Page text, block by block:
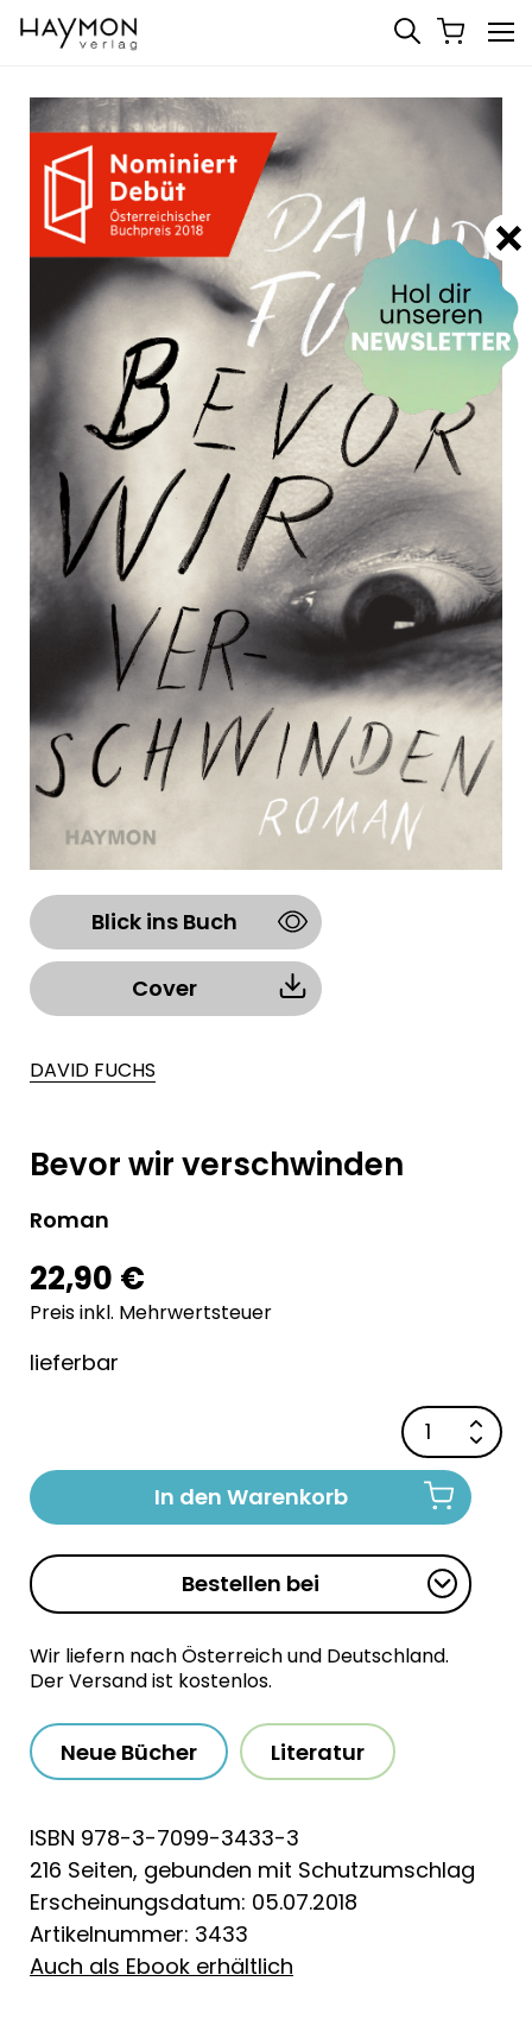
Blick ins Buch
Cover
DAVID FUCHS
Bevor wir verschwinden
Roman
22,90 €
Preis inkl. Mehrwertsteuer
lieferbar
In den Warenkorb
Bestellen bei
Wir liefern nach Österreich und Deutschland.
Der Versand ist kostenlos.
Neue Bücher Literatur
ISBN 978-3-7099-3433-3
216 Seiten, gebunden mit Schutzumschlag
Erscheinungsdatum: 05.07.2018
Artikelnummer: 3433
Auch als Ebook erhältlich